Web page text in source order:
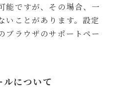
能ですが、その場合、一
いことがあります。設定
ブラウザのサポートペー
について